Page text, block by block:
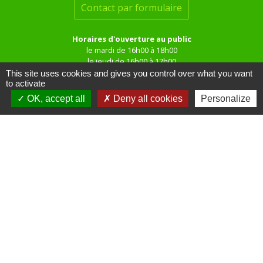
Contact par formulaire
Horaires d'ouverture au public
le mardi de 16h00 à 18h00
le jeudi de 16h00 à 17h00
This site uses cookies and gives you control over what you want
to activate
OK, accept all
Deny all cookies Personalize